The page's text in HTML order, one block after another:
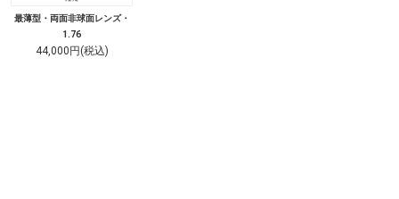
最薄型・両面非球面レンズ・
1.76
44,000円(税込)